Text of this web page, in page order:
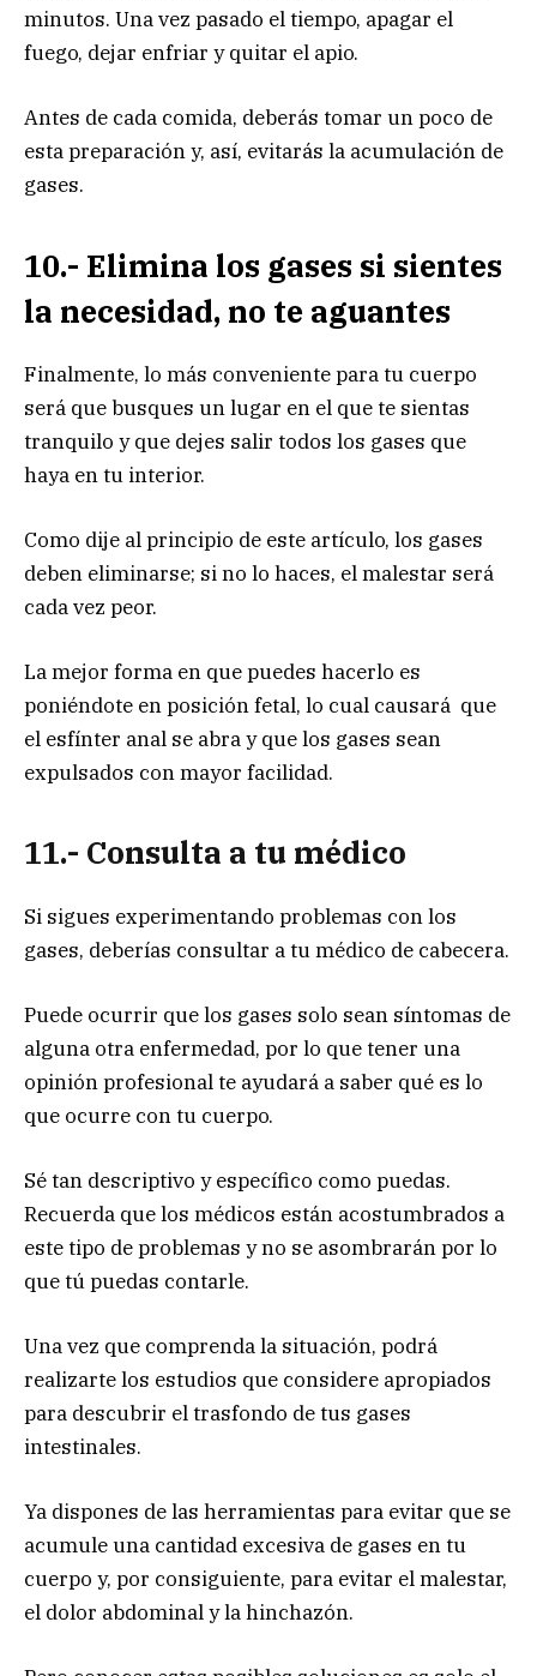
minutos. Una vez pasado el tiempo, apagar el
fuego, dejar enfriar y quitar el apio.
Antes de cada comida, deberás tomar un poco de
esta preparación y, así, evitarás la acumulación de
gases.
10.- Elimina los gases si sientes
la necesidad, no te aguantes
Finalmente, lo más conveniente para tu cuerpo
será que busques un lugar en el que te sientas
tranquilo y que dejes salir todos los gases que
haya en tu interior.
Como dije al principio de este artículo, los gases
deben eliminarse; si no lo haces, el malestar será
cada vez peor.
La mejor forma en que puedes hacerlo es
poniéndote en posición fetal, lo cual causará que
el esfínter anal se abra y que los gases sean
expulsados con mayor facilidad.
11.- Consulta a tu médico
Si sigues experimentando problemas con los
gases, deberías consultar a tu médico de cabecera.
Puede ocurrir que los gases solo sean síntomas de
alguna otra enfermedad, por lo que tener una
opinión profesional te ayudará a saber qué es lo
que ocurre con tu cuerpo.
Sé tan descriptivo y específico como puedas.
Recuerda que los médicos están acostumbrados a
este tipo de problemas y no se asombrarán por lo
que tú puedas contarle.
Una vez que comprenda la situación, podrá
realizarte los estudios que considere apropiados
para descubrir el trasfondo de tus gases
intestinales.
Ya dispones de las herramientas para evitar que se
acumule una cantidad excesiva de gases en tu
cuerpo y, por consiguiente, para evitar el malestar,
el dolor abdominal y la hinchazón.